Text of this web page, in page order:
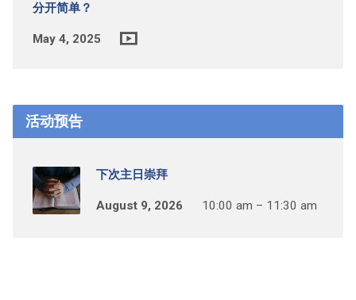
分开简单？
May 4, 2025
活动预告
下次主日崇拜
August 9, 2026 10:00 am – 11:30 am